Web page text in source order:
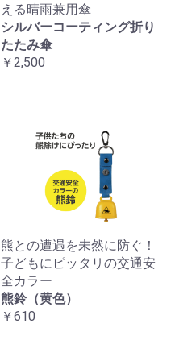
える晴雨兼用傘
シルバーコーティング折り
たたみ傘
￥2,500
熊との遭遇を未然に防ぐ！
子どもにピッタリの交通安
全カラー
熊鈴（黄色）
￥610